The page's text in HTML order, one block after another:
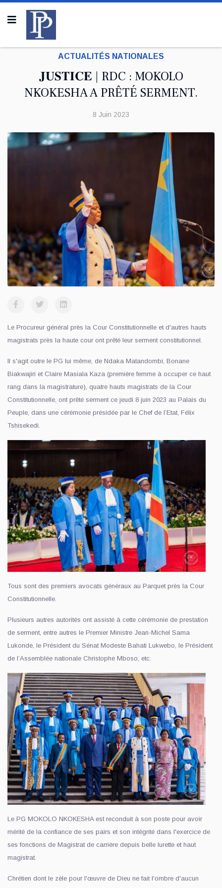
ACTUALITÉS NATIONALES
𝐉𝐔𝐒𝐓𝐈𝐂𝐄 | RDC : MOKOLO
NKOKESHA A PRÊTÉ SERMENT.
8 Juin 2023
Le Procureur général près la Cour Constitutionnelle et d'autres hauts
magistrats près la haute cour ont prêté leur serment constitutionnel.
Il s'agit outre le PG lui même, de Ndaka Matandombi, Bonane
Biakwajiri et Claire Masiala Kaza (première femme à occuper ce haut
rang dans la magistrature), quatre hauts magistrats de la Cour
Constitutionnelle, ont prêté serment ce jeudi 8 juin 2023 au Palais du
Peuple, dans une cérémonie présidée par le Chef de l’Etat, Félix
Tshisekedi.
Tous sont des premiers avocats généraux au Parquet près la Cour
Constitutionnelle.
Plusieurs autres autorités ont assisté à cette cérémonie de prestation
de serment, entre autres le Premier Ministre Jean-Michel Sama
Lukonde, le Président du Sénat Modeste Bahati Lukwebo, le Président
de l’Assemblée nationale Christophe Mboso, etc.
Le PG MOKOLO NKOKESHA est reconduit à son poste pour avoir
mérité de la confiance de ses pairs et son intégrité dans l'exercice de
ses fonctions de Magistrat de carrière depuis belle lurette et haut
magistrat.
Chrétien dont le zèle pour l'œuvre de Dieu ne fait l'ombre d'aucun